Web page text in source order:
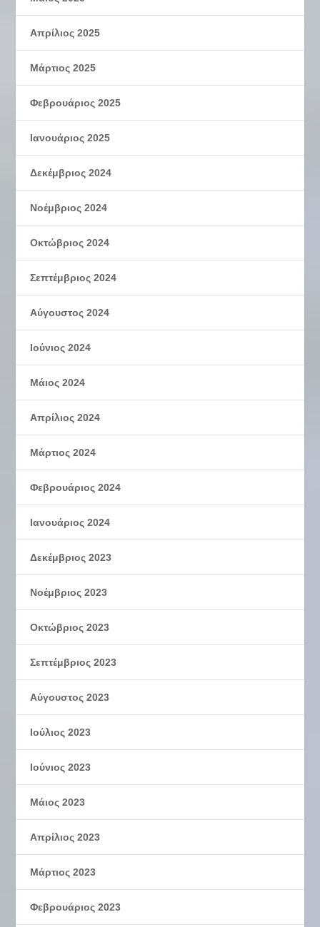
Απρίλιος 2025
Μάρτιος 2025
Φεβρουάριος 2025
Ιανουάριος 2025
Δεκέμβριος 2024
Νοέμβριος 2024
Οκτώβριος 2024
Σεπτέμβριος 2024
Αύγουστος 2024
Ιούνιος 2024
Μάιος 2024
Απρίλιος 2024
Μάρτιος 2024
Φεβρουάριος 2024
Ιανουάριος 2024
Δεκέμβριος 2023
Νοέμβριος 2023
Οκτώβριος 2023
Σεπτέμβριος 2023
Αύγουστος 2023
Ιούλιος 2023
Ιούνιος 2023
Μάιος 2023
Απρίλιος 2023
Μάρτιος 2023
Φεβρουάριος 2023